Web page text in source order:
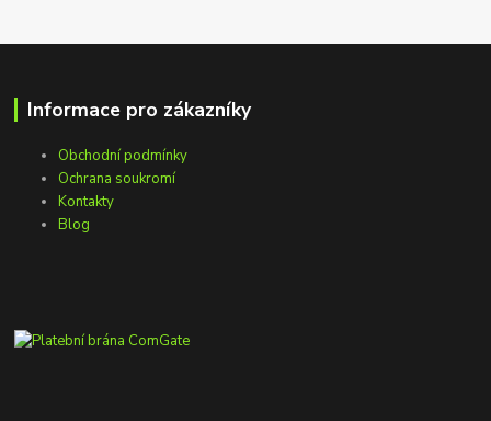
Informace pro zákazníky
Obchodní podmínky
Ochrana soukromí
Kontakty
Blog